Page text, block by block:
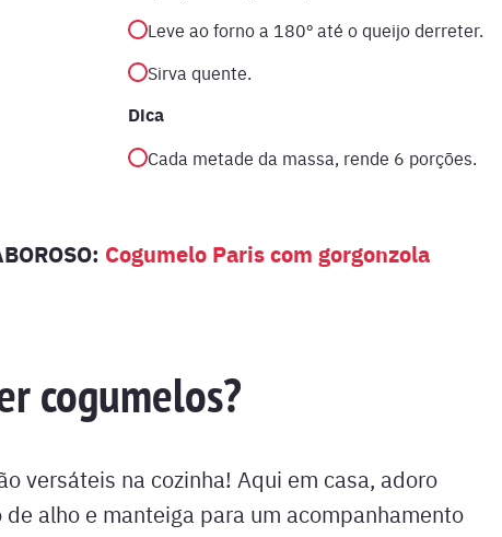
Leve ao forno a 180º até o queijo derreter.
Sirva quente.
Dica
Cada metade da massa, rende 6 porções.
Cogumelo Paris com gorgonzola
cogumelos?
versáteis na cozinha! Aqui em casa, adoro
alho e manteiga para um acompanhamento